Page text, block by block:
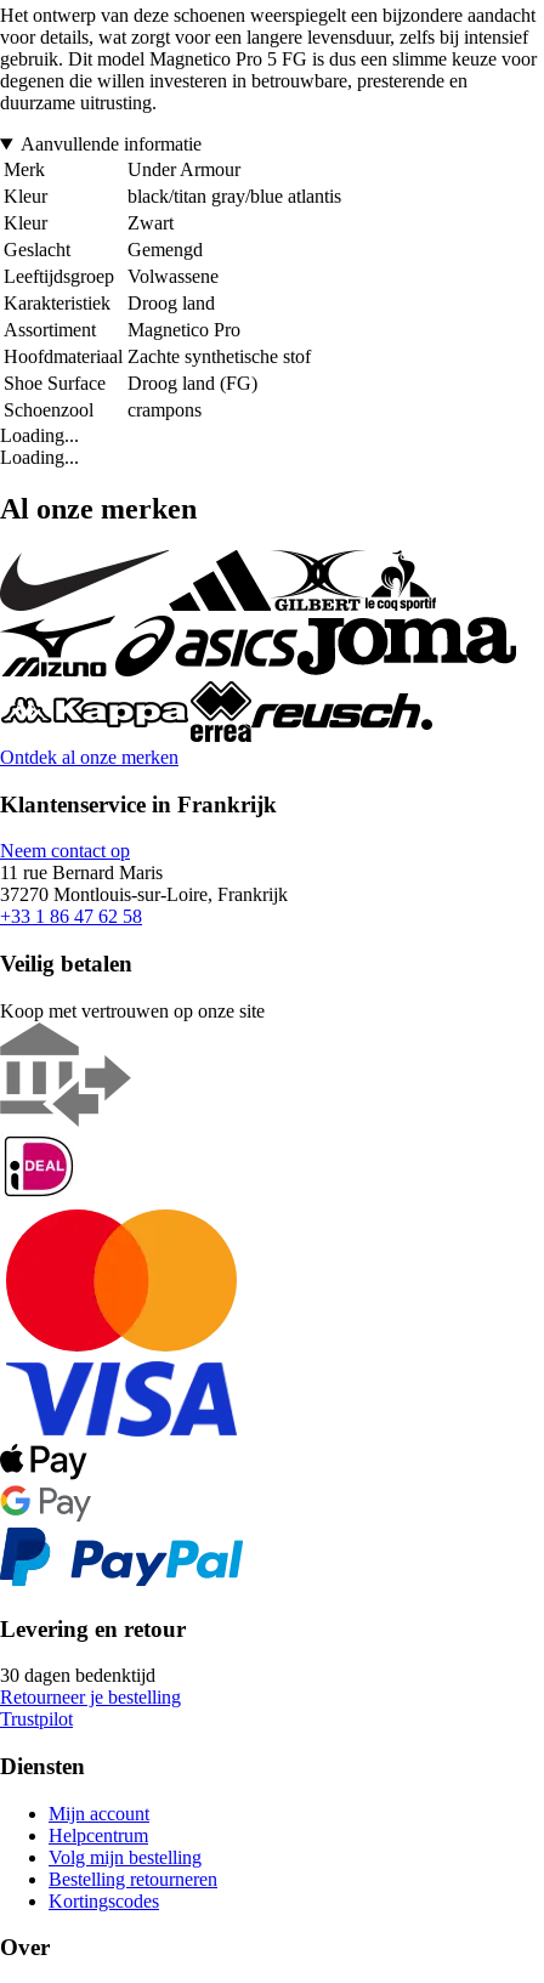
Het ontwerp van deze schoenen weerspiegelt een bijzondere aandacht
voor details, wat zorgt voor een langere levensduur, zelfs bij intensief
gebruik. Dit model Magnetico Pro 5 FG is dus een slimme keuze voor
degenen die willen investeren in betrouwbare, presterende en
duurzame uitrusting.
Aanvullende informatie
Merk
Under Armour
Kleur
black/titan gray/blue atlantis
Kleur
Zwart
Geslacht
Gemengd
Leeftijdsgroep
Volwassene
Karakteristiek
Droog land
Assortiment
Magnetico Pro
Hoofdmateriaal Zachte synthetische stof
Shoe Surface
Droog land (FG)
Schoenzool
crampons
Loading...
Loading...
Al onze merken
Ontdek al onze merken
Klantenservice in Frankrijk
Neem contact op
11 rue Bernard Maris
37270 Montlouis-sur-Loire, Frankrijk
+33 1 86 47 62 58
Veilig betalen
Koop met vertrouwen op onze site
Levering en retour
30 dagen bedenktijd
Retourneer je bestelling
Trustpilot
Diensten
Mijn account
Helpcentrum
Volg mijn bestelling
Bestelling retourneren
Kortingscodes
Over